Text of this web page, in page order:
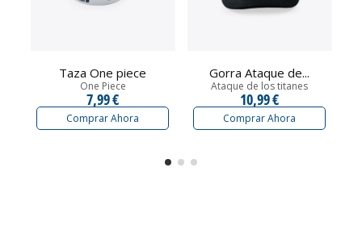
Taza One piece
One Piece
7,99 €
Comprar Ahora
Gorra Ataque de...
Ataque de los titanes
10,99 €
Comprar Ahora